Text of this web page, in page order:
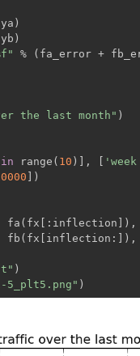
% (fa_error +
the last month" )
in range( 10 )], [
])
)
5_plt5.png"